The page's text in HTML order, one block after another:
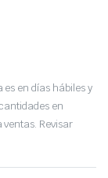
es en días hábiles y
en
Revisar